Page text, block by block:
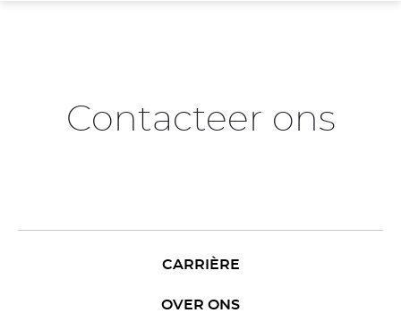
Contacteer ons
CARRIÈRE
OVER ONS